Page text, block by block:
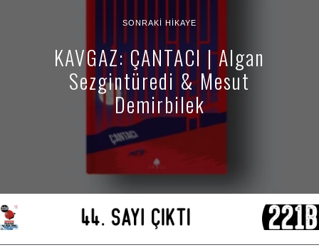
SONRAKI HIKAYE
KAVGAZ: ÇANTACI | Algan
Sezgintüredi & Mesut
Demirbilek